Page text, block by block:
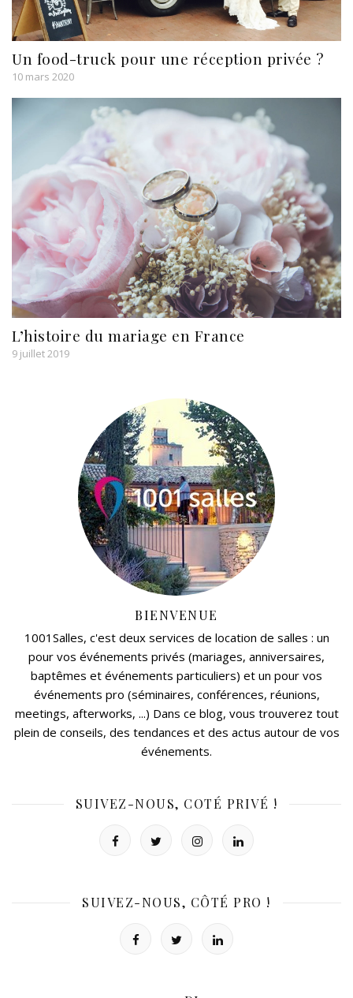
Un food-truck pour une réception privée ?
10 mars 2020
L’histoire du mariage en France
9 juillet 2019
BIENVENUE
1001Salles, c'est deux services de location de salles : un
pour vos événements privés (mariages, anniversaires,
baptêmes et événements particuliers) et un pour vos
événements pro (séminaires, conférences, réunions,
meetings, afterworks, ...) Dans ce blog, vous trouverez tout
plein de conseils, des tendances et des actus autour de vos
événements.
SUIVEZ-NOUS, COTÉ PRIVÉ !
SUIVEZ-NOUS, CÔTÉ PRO !